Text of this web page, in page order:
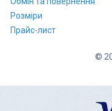
Розміри
Прайс-лист
©